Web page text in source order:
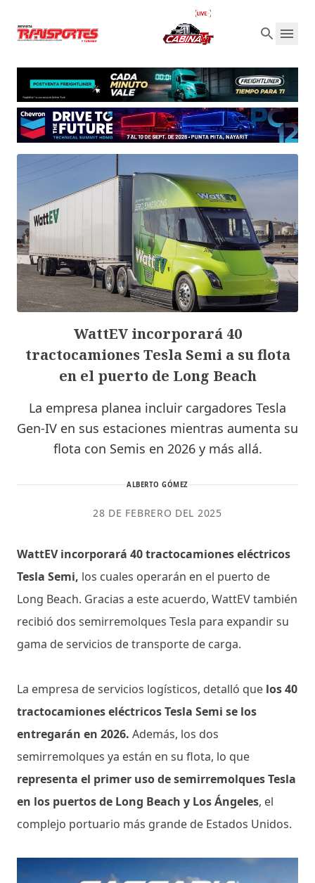
WattEV incorporará 40
tractocamiones Tesla Semi a su flota
en el puerto de Long Beach
La empresa planea incluir cargadores Tesla
Gen-IV en sus estaciones mientras aumenta su
flota con Semis en 2026 y más allá.
ALBERTO GÓMEZ
28 DE FEBRERO DEL 2025
WattEV incorporará 40 tractocamiones eléctricos
Tesla Semi, los cuales operarán en el puerto de
Long Beach. Gracias a este acuerdo, WattEV también
recibió dos semirremolques Tesla para expandir su
gama de servicios de transporte de carga.
La empresa de servicios logísticos, detalló que los 40
tractocamiones eléctricos Tesla Semi se los
entregarán en 2026. Además, los dos
semirremolques ya están en su flota, lo que
representa el primer uso de semirremolques Tesla
en los puertos de Long Beach y Los Ángeles, el
complejo portuario más grande de Estados Unidos.